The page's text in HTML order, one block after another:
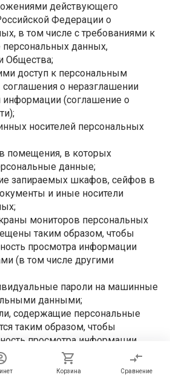
Корзина Сравнение
действующего
Федерации о
в том числе с требованиями к
персональных данных,
Общества;
доступ к персональным
о неразглашении
(соглашение о
носителей персональных
в помещения, в которых
данные;
запираемых шкафов, сейфов в
и иные носители
мониторов персональных
таким образом, чтобы
просмотра информации
(в том числе другими
пароли на машинные
данными;
содержащие персональные
таким образом, чтобы
просмотра информации
(в том числе другими